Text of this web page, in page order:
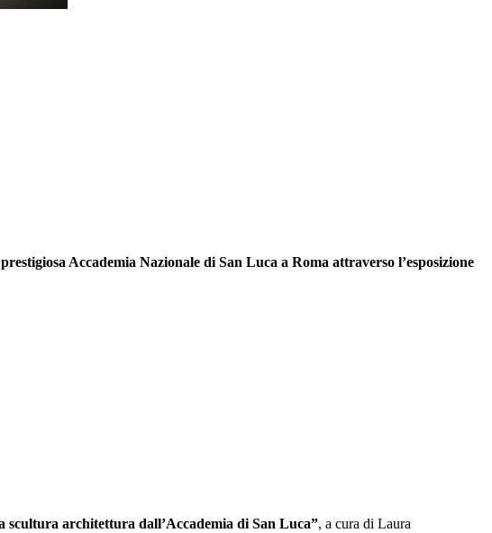
Accademia Nazionale di San Luca a Roma attraverso l’esposizione
scultura architettura dall’Accademia di San Luca”, a cura di Laura